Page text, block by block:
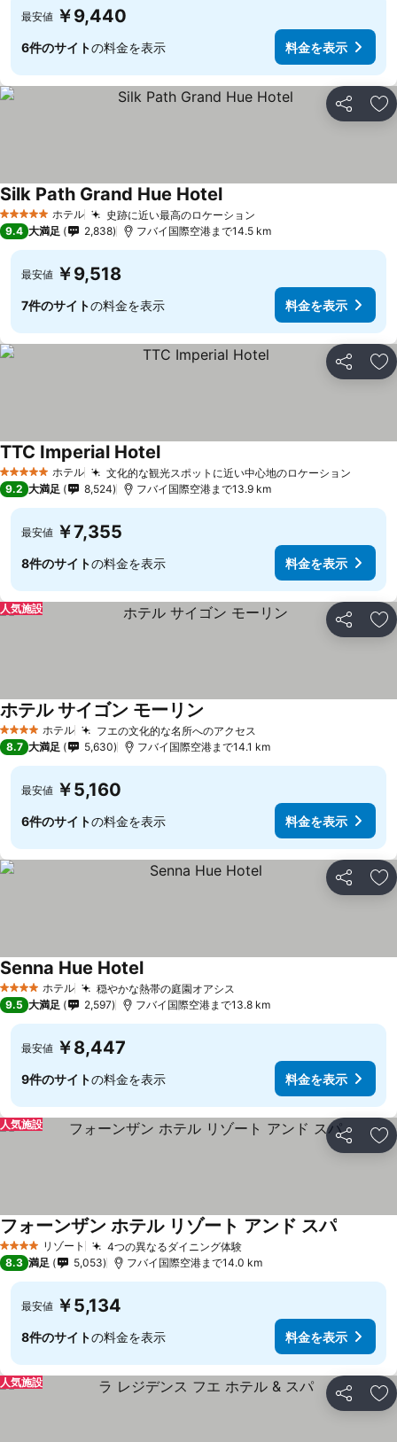
最安値 ￥9,440
6件のサイトの料金を表示 料金を表示
シェア お
5 ホテルのランク
ホテル 史跡に近い最高のロケーション
Silk Path Grand Hue Hotel料金を表示
9.4 大満足 2,838 フバイ国際空港まで14.5 km
最安値 ￥9,518
7件のサイトの料金を表示 料金を表示
シェア お
5 ホテルのランク
ホテル 文化的な観光スポットに近い中心地のロケーション
TTC Imperial Hotel料金を表示
9.2 大満足 8,524 フバイ国際空港まで13.9 km
最安値 ￥7,355
8件のサイトの料金を表示 料金を表示
シェア お
人気施設
4 ホテルのランク
ホテル フエの文化的な名所へのアクセス
ホテル サイゴン モーリン
8.7 大満足 5,630 フバイ国際空港まで14.1 km
最安値 ￥5,160
6件のサイトの料金を表示 料金を表示
シェア お
4 ホテルのランク
ホテル 穏やかな熱帯の庭園オアシス
Senna Hue Hotel料金を表示
9.5 大満足 2,597 フバイ国際空港まで13.8 km
最安値 ￥8,447
9件のサイトの料金を表示 料金を表示
シェア お
人気施設
4 ホテルのランク
リゾート 4つの異なるダイニング体験料金を表示
フォーンザン ホテル リゾート アンド スパ料金を表
8.3 満足 5,053 フバイ国際空港まで14.0 km
最安値 ￥5,134
8件のサイトの料金を表示 料金を表示
シェア お
人気施設